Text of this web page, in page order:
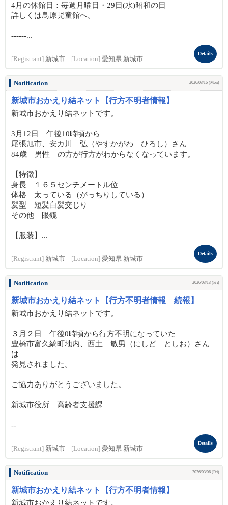
4月の休館日：毎週月曜日・29日(水)昭和の日
詳しくは鳥原児童館へ。
------...
[Registrant] 新城市 [Location] 愛知県 新城市
Details
Notification 2026/03/16 (Mon)
新城市おかえり結ネット【行方不明者情報】
新城市おかえり結ネットです。
3月12日 午後10時頃から
尾張旭市、安カ川 弘（やすかがわ ひろし）さん
84歳 男性 の方が行方がわからなくなっています。
【特徴】
身長 １６５センチメートル位
体格 太っている（がっちりしている）
髪型 短髪白髪交じり
その他 眼鏡
【服装】...
[Registrant] 新城市 [Location] 愛知県 新城市
Details
Notification 2026/03/13 (Fri)
新城市おかえり結ネット【行方不明者情報 続報】
新城市おかえり結ネットです。
３月２日 午後0時頃から行方不明になっていた
豊橋市富久縞町地内、西土 敏男（にしど としお）さん
は
発見されました。
ご協力ありがとうございました。
新城市役所 高齢者支援課
--
[Registrant] 新城市 [Location] 愛知県 新城市
Details
Notification 2026/03/06 (Fri)
新城市おかえり結ネット【行方不明者情報】
新城市おかえり結ネットです。